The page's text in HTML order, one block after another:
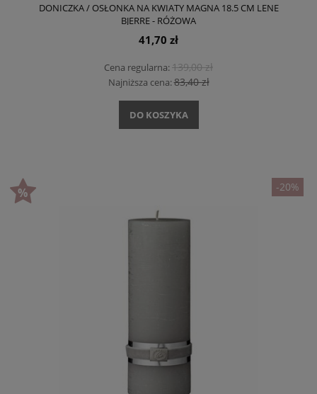
DONICZKA / OSŁONKA NA KWIATY MAGNA 18.5 CM LENE
BJERRE - RÓŻOWA
41,70 zł
Cena regularna:139,00 zł
Najniższa cena:83,40 zł
DO KOSZYKA
-20%